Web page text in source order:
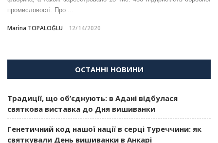
промисловості. Про ...
Marina TOPALOĞLU 12/14/2020
ОСТАННІ НОВИНИ
Традиції, що об’єднують: в Адані відбулася
святкова виставка до Дня вишиванки
Генетичний код нашої нації в серці Туреччини: як
святкували День вишиванки в Анкарі